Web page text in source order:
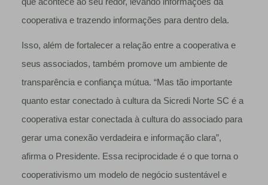
que acontece ao seu redor, levando informações da
cooperativa e trazendo informações para dentro dela.
Isso, além de fortalecer a relação entre a cooperativa e
seus associados, também promove um ambiente de
transparência e confiança mútua. “Mas tão importante
quanto estar conectado à cultura da Sicredi Norte SC é a
cooperativa estar conectada à cultura do associado para
gerar uma conexão verdadeira e informação clara”,
afirma o Presidente. Essa reciprocidade é o que torna o
cooperativismo um modelo de negócio sustentável e